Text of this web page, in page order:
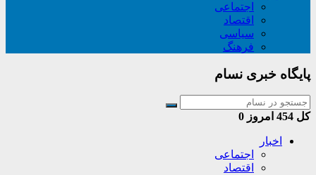
اجتماعی
اقتصاد
سیاسی
فرهنگ
پایگاه خبری نسام
کل امروز 0
اخبار
اجتماعی
اقتصاد